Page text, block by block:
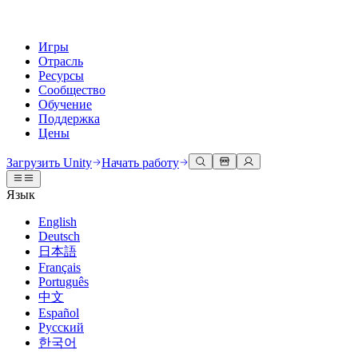
Игры
Отрасль
Ресурсы
Сообщество
Обучение
Поддержка
Цены
Движок Unity
Создавайте 2D и 3D игры для любой платформы
Совместная работа
Сотрудничайте и быстро вносите изменения с вашей командой
Загрузить Unity
Тарифы и цены
Развертывание
Многоплатформенность
3D сотрудничество
Создавайте и просматривайте 3D проекты в реальном времени
Иммерсивное обучение
Обучение в иммерсивных средах
Пользовательские опыты
Создавайте интерактивные 3D опыты
Отрасли
Производство
Документация
Инструменты для разработчиков
Версии релизов и трекер проблем
План развития
Обзор предстоящих функций
Глоссарий
Обсуждения
События
Глобальные и местные события
Истории сообщества
Made with Unity
Показ Unity-креаторов
Unity Learn
Освойте навыки Unity бесплатно
Профессиональное обучение
Повышайте уровень своей команды с тренерами Unity
Не использовали Unity раньше
С чего начать
Приступите к обучению
Основные пути Unity
Получить помощь
Помогаем вам добиться успеха с Unity
Планы успеха
Достигайте своих целей быстрее с помощью экспертов
FAQ
Ответы на часто задаваемые вопросы
Связаться с нами
Свяжитесь с нашей командой
Загрузить Unity Начать работу
Язык
English
Deutsch
日本語
Français
Português
中文
Español
Русский
한국어